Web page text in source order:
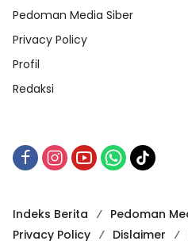
Pedoman Media Siber
Privacy Policy
Profil
Redaksi
Indeks Berita
Pedoman
Privacy Policy
Dislaimer